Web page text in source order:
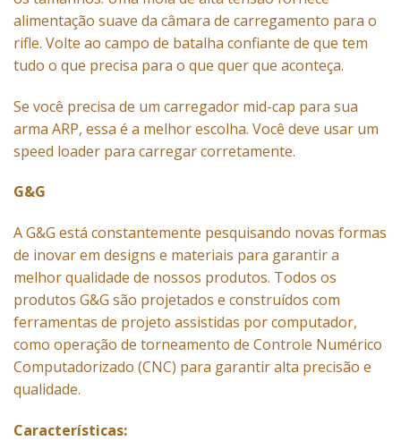
alimentação suave da câmara de carregamento para o
rifle. Volte ao campo de batalha confiante de que tem
tudo o que precisa para o que quer que aconteça.
Se você precisa de um carregador mid-cap para sua
arma ARP, essa é a melhor escolha. Você deve usar um
speed loader para carregar corretamente.
G&G
A G&G está constantemente pesquisando novas formas
de inovar em designs e materiais para garantir a
melhor qualidade de nossos produtos. Todos os
produtos G&G são projetados e construídos com
ferramentas de projeto assistidas por computador,
como operação de torneamento de Controle Numérico
Computadorizado (CNC) para garantir alta precisão e
qualidade.
Características: